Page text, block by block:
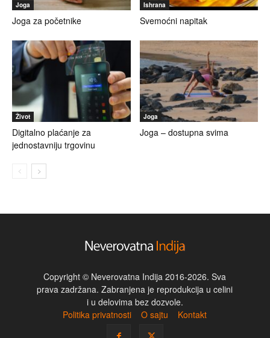
Joga
Joga za početnike
Ishrana
Svemoćni napitak
Život
Digitalno plaćanje za
jednostavniju trgovinu
Joga
Joga – dostupna svima
Copyright © Neverovatna Indija 2016-2026. Sva
prava zadržana. Zabranjena je reprodukcija u celini
i u delovima bez dozvole.
Politika privatnosti
O sajtu Kontakt